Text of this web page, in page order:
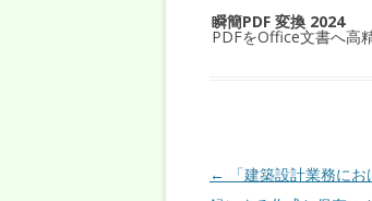
瞬簡PDF 変換 2024
PDFをOffice文書へ高
投稿ナビゲーション
←
「建築設計業務に